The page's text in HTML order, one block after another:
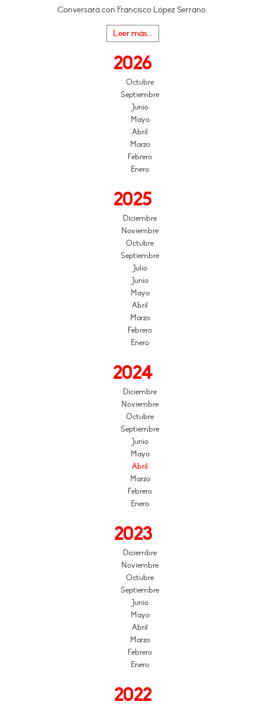
Conversará con Francisco López Serrano.
Leer más...
2026
Octubre
Septiembre
Junio
Mayo
Abril
Marzo
Febrero
Enero
2025
Diciembre
Noviembre
Octubre
Septiembre
Julio
Junio
Mayo
Abril
Marzo
Febrero
Enero
2024
Diciembre
Noviembre
Octubre
Septiembre
Junio
Mayo
Abril
Marzo
Febrero
Enero
2023
Diciembre
Noviembre
Octubre
Septiembre
Junio
Mayo
Abril
Marzo
Febrero
Enero
2022